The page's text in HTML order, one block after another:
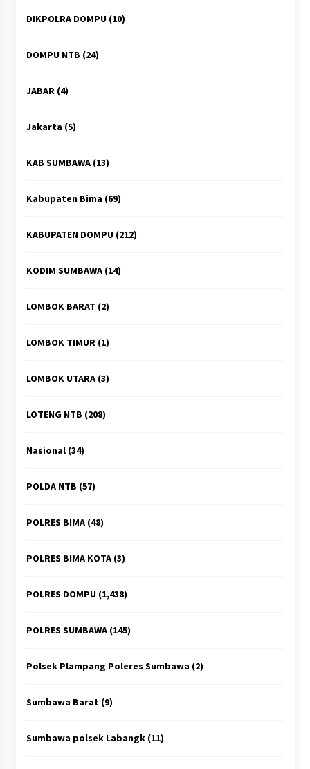
DIKPOLRA DOMPU(10)
DOMPU NTB (24)
JABAR(4)
Jakarta (5)
KAB SUMBAWA(13)
Kabupaten Bima (69)
KABUPATEN DOMPU(212)
KODIM SUMBAWA(14)
LOMBOK BARAT (2)
LOMBOK TIMUR(1)
LOMBOK UTARA(3)
LOTENG NTB (208)
Nasional(34)
POLDA NTB (57)
POLRES BIMA(48)
POLRES BIMA KOTA(3)
POLRES DOMPU(1,438)
POLRES SUMBAWA(145)
Polsek Plampang Poleres Sumbawa (2)
Sumbawa Barat(9)
Sumbawa polsek Labangk(11)